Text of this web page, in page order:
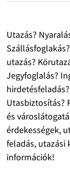
Utazás?
utazás?
Jegyfoglalás?
Utasbiztosítás?
és
érdekességek,
feladás, utazási
információk!